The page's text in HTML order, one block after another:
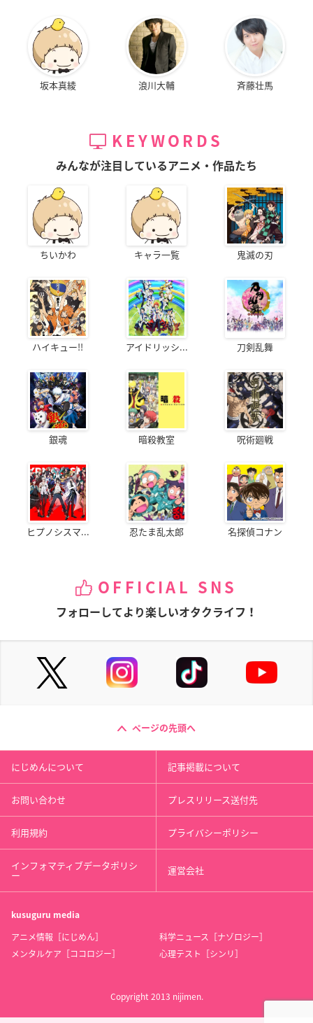
坂本真綾 浪川大輔 斉藤壮馬
KEYWORDS
みんなが注目しているアニメ・作品たち
ちいかわ キャラ一覧 鬼滅の刃
ハイキュー!! アイドリッシ... 刀剣乱舞
銀魂 暗殺教室 呪術廻戦
ヒプノシスマ... 忍たま乱太郎 名探偵コナン
OFFICIAL SNS
フォローしてより楽しいオタクライフ！
ページの先頭へ
にじめんについて 記事掲載について
お問い合わせ プレスリリース送付先
利用規約 プライバシーポリシー
インフォマティブデータポリシ
ー 運営会社
kusuguru media
アニメ情報［にじめん］
科学ニュース［ナゾロジー］
メンタルケア［ココロジー］
心理テスト［シンリ］
Copyright 2013 nijimen.